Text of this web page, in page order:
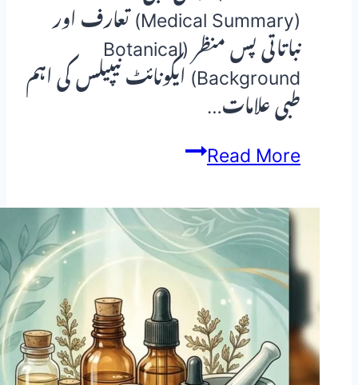
(Medical Summary) تعارف اور
نباتاتی پس منظر (Botanical
Background) ایکونائٹ نیپیلس کی اہم
طبی علامات…
Read Moreایکونائٹ
(Aconitum
Napellus):
اچانک
بخار،
خوف،